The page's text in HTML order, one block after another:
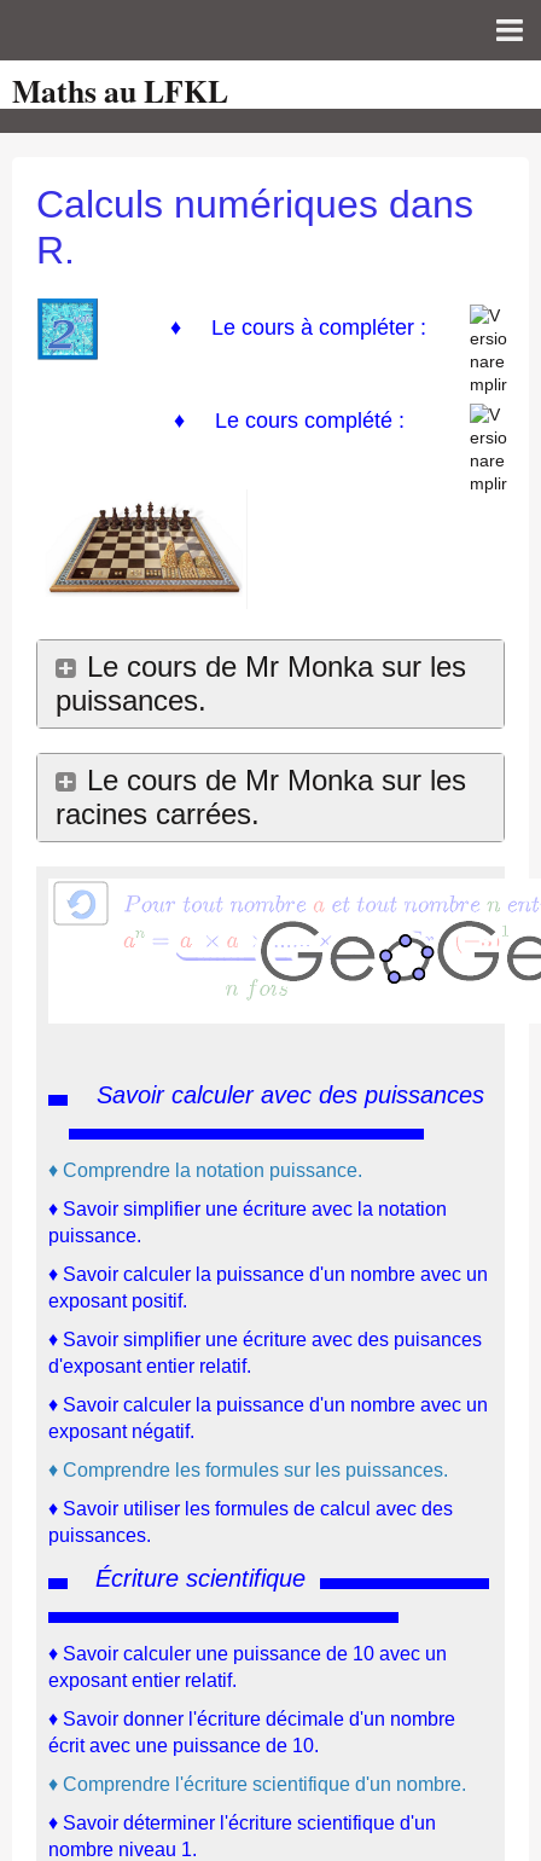
Page d'accueil
Pour les Profs
auto-évaluations
TICE
Sujets de bac
Programmes officiels
Maths au LFKL
Calculs numériques dans
R.
♦ Le cours à compléter :
♦ Le cours complété :
Le cours de Mr Monka sur les
puissances.
Le cours de Mr Monka sur les
racines carrées.
Savoir calculer avec des puissances
♦ Comprendre la notation puissance.
♦ Savoir simplifier une écriture avec la notation
puissance.
♦ Savoir calculer la puissance d'un nombre avec un
exposant positif.
♦ Savoir simplifier une écriture avec des puisances
d'exposant entier relatif.
♦ Savoir calculer la puissance d'un nombre avec un
exposant négatif.
♦ Comprendre les formules sur les puissances.
♦ Savoir utiliser les formules de calcul avec des
puissances.
Écriture scientifique
♦ Savoir calculer une puissance de 10 avec un
exposant entier relatif.
♦ Savoir donner l'écriture décimale d'un nombre
écrit avec une puissance de 10.
♦ Comprendre l'écriture scientifique d'un nombre.
♦ Savoir déterminer l'écriture scientifique d'un
nombre niveau 1.